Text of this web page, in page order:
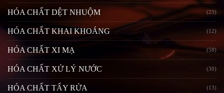
HÓA CHẤT DỆT NHUỘM (23)
HÓA CHẤT KHAI KHOÁNG (12)
HÓA CHẤT XI MẠ (58)
HÓA CHẤT XỬ LÝ NƯỚC (30)
HÓA CHẤT TẨY RỬA (13)